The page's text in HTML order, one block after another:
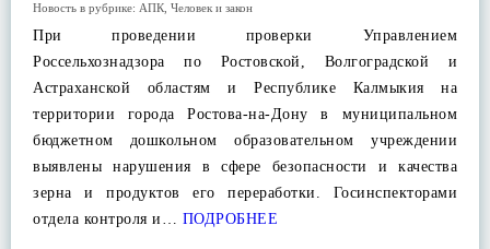
Новость в рубрике: АПК Человек и закон
При проведении проверки Управлением
Россельхознадзора по Ростовской, Волгоградской и
Астраханской областям и Республике Калмыкия на
территории города Ростова-на-Дону в муниципальном
бюджетном дошкольном образовательном учреждении
выявлены нарушения в сфере безопасности и качества
зерна и продуктов его переработки. Госинспекторами
отдела контроля и… ПОДРОБНЕЕ